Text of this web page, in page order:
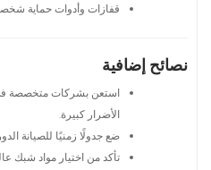
قفازات وأدوات حماية
نصائح إضافية
استعن بشركات متخصصة
الأضرار كبيرة.
ضع جدولًا زمنيًا للصيانة
تأكد من اختيار مواد شبك